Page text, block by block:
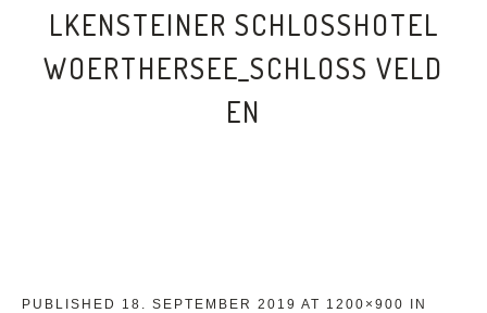
LKENSTEINER SCHLOSSHOTEL
WOERTHERSEE_SCHLOSS VELD
EN
PUBLISHED 18. SEPTEMBER 2019 AT 1200×900 IN